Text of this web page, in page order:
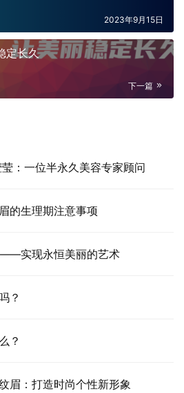
2023年9月15日
定长久
下一篇
：一位半永久美容专家顾问
的生理期注意事项
实现永恒美丽的艺术
？
？
眉：打造时尚个性新形象